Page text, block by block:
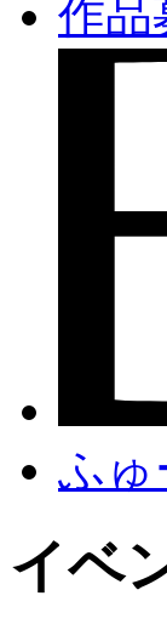
作品
ふゅ
イベ